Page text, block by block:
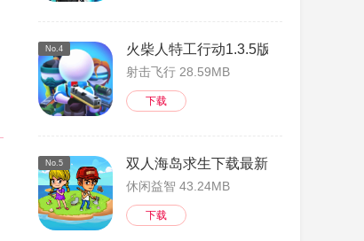
No.4 火柴人特工行动1.3.5版
射击飞行 28.59MB
下载
No.5 双人海岛求生下载最新版
休闲益智 43.24MB
下载